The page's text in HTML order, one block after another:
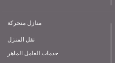
منازل متحركة
نقل المنزل
خدمات العامل الماهر